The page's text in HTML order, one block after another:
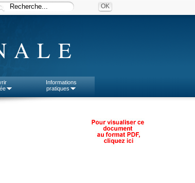
Informations
pratiques